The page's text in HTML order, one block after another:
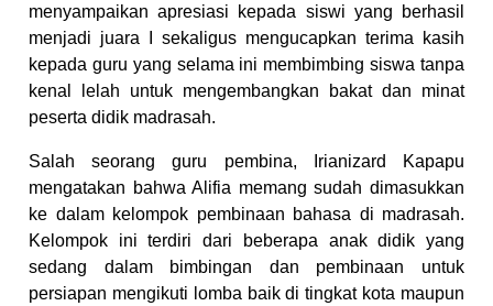
menyampaikan apresiasi kepada siswi yang berhasil
menjadi juara I sekaligus mengucapkan terima kasih
kepada guru yang selama ini membimbing siswa tanpa
kenal lelah untuk mengembangkan bakat dan minat
peserta didik madrasah.
Salah seorang guru pembina, Irianizard Kapapu
mengatakan bahwa Alifia memang sudah dimasukkan
ke dalam kelompok pembinaan bahasa di madrasah.
Kelompok ini terdiri dari beberapa anak didik yang
sedang dalam bimbingan dan pembinaan untuk
persiapan mengikuti lomba baik di tingkat kota maupun